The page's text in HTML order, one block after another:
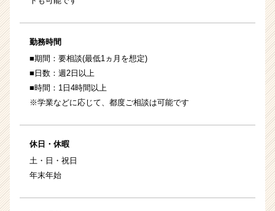
勤務時間
■期間：要相談(最低1ヵ月を想定)
■日数：週2日以上
■時間：1日4時間以上
※学業などに応じて、都度ご相談は可能です
休日・休暇
土・日・祝日
年末年始